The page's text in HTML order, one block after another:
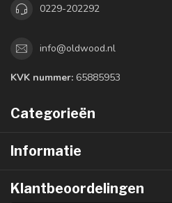
0229-202292
info@oldwood.nl
KVK nummer: 65885953
Categorieën
Informatie
Klantbeoordelingen